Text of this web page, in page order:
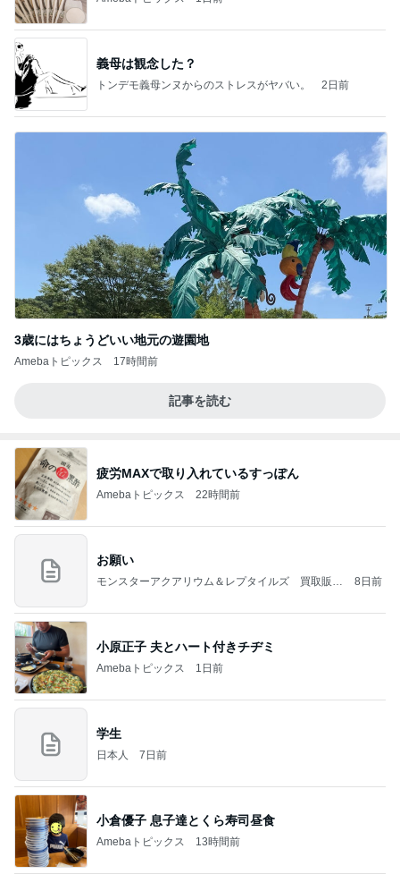
義母は観念した？
トンデモ義母ンヌからのストレスがヤバい。 2日前
3歳にはちょうどいい地元の遊園地
Amebaトピックス 17時間前
記事を読む
疲労MAXで取り入れているすっぽん
Amebaトピックス 22時間前
お願い
モンスターアクアリウム＆レプタイルズ 買取販売
8日前
小原正子 夫とハート付きチヂミ
Amebaトピックス 1日前
学生
日本人 7日前
小倉優子 息子達とくら寿司昼食
Amebaトピックス 13時間前